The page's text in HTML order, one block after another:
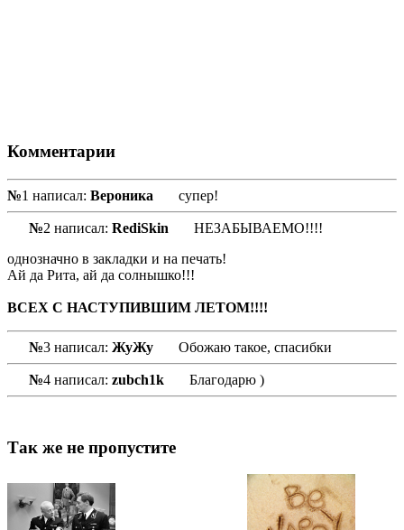
Комментарии
№1 написал: Вероника супер!
№2 написал: RediSkin
НЕЗАБЫВАЕМО!!!!
однозначно в закладки и на печать!
Ай да Рита, ай да солнышко!!!
ВСЕХ С НАСТУПИВШИМ ЛЕТОМ!!!!
№3 написал: ЖуЖу Обожаю такое, спасибки
№4 написал: zubch1k Благодарю )
Так же не пропустите